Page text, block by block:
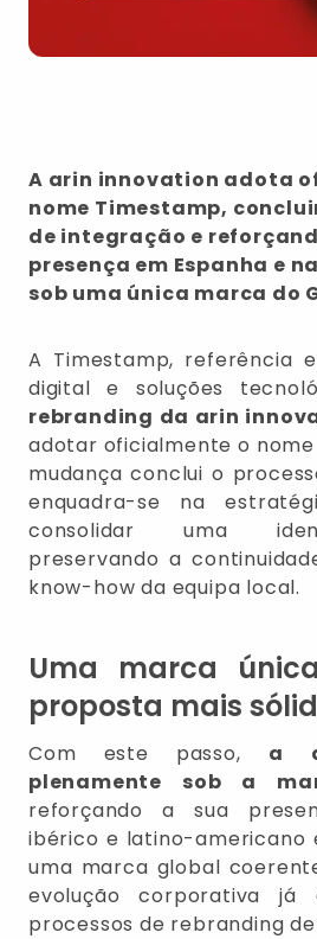
A arin innovation adota
nome Timestamp,
de integração e
presença em Espanha e
sob uma única marca do
A Timestamp, referência
digital e soluções
rebranding da arin
adotar oficialmente o nome
mudança conclui o
enquadra-se na
consolidar uma
preservando a
know-how da equipa local.
Uma marca
proposta mais
Com este passo, a
plenamente sob a
reforçando a sua
ibérico e latino-americano
uma marca global
evolução corporativa já
processos de rebranding